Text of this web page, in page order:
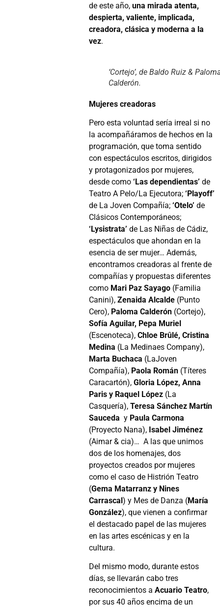
de este año,una mirada atenta,
despierta, valiente, implicada,
creadora, clásica y moderna a la
vez.
‘Cortejo’, de Baldo Ruiz &
Calderón.
Mujeres creadoras
Pero esta voluntad sería irreal si no
la acompañáramos de hechos en la
programación, que toma sentido
con espectáculos escritos, dirigidos
y protagonizados por mujeres,
desde como ‘Las dependientas’ de
Teatro A Pelo/La Ejecutora;‘Playoff’
de La Joven Compañía;‘Otelo’ de
Clásicos Contemporáneos;
‘Lysistrata’ de Las Niñas de Cádiz,
espectáculos que ahondan en la
esencia de ser mujer… Además,
encontramos creadoras al frente de
compañías y propuestas diferentes
como Mari Paz Sayago (Familia
Canini),Zenaida Alcalde (Punto
Cero), Paloma Calderón (Cortejo),
Sofía Aguilar, Pepa Muriel
(Escenoteca),Chloe Brûlé, Cristina
Medina (La Medinaes Company),
Marta Buchaca (LaJoven
Compañía), Paola Román (Títeres
Caracartón),Gloria López, Anna
Paris y Raquel López (La
Casquería),Teresa Sánchez Martín
Sauceda y Paula Carmona
(Proyecto Nana), Isabel Jiménez
(Aimar & cia)… A las que unimos
dos de los homenajes, dos
proyectos creados por mujeres
como el caso de Histrión Teatro
(Gema Matarranz y Nines
Carrascal) y Mes de Danza (María
González), que vienen a confirmar
el destacado papel de las mujeres
en las artes escénicas y en la
cultura.
Del mismo modo, durante estos
días, se llevarán cabo tres
reconocimientos aAcuario Teatro,
por sus 40 años encima de un